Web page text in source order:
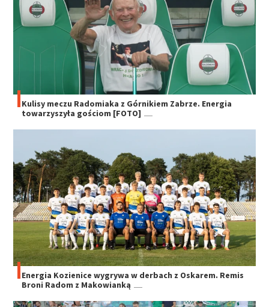
Kulisy meczu Radomiaka z Górnikiem Zabrze. Energia
towarzyszyła gościom [FOTO]
Energia Kozienice wygrywa w derbach z Oskarem. Remis
Broni Radom z Makowianką